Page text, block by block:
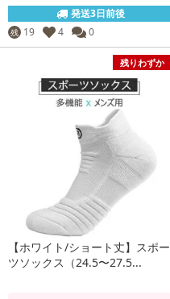
発送3日前後
残 19 4 0
残りわずか
【ホワイト/ショート丈】スポー
ツソックス（24.5〜27.5...